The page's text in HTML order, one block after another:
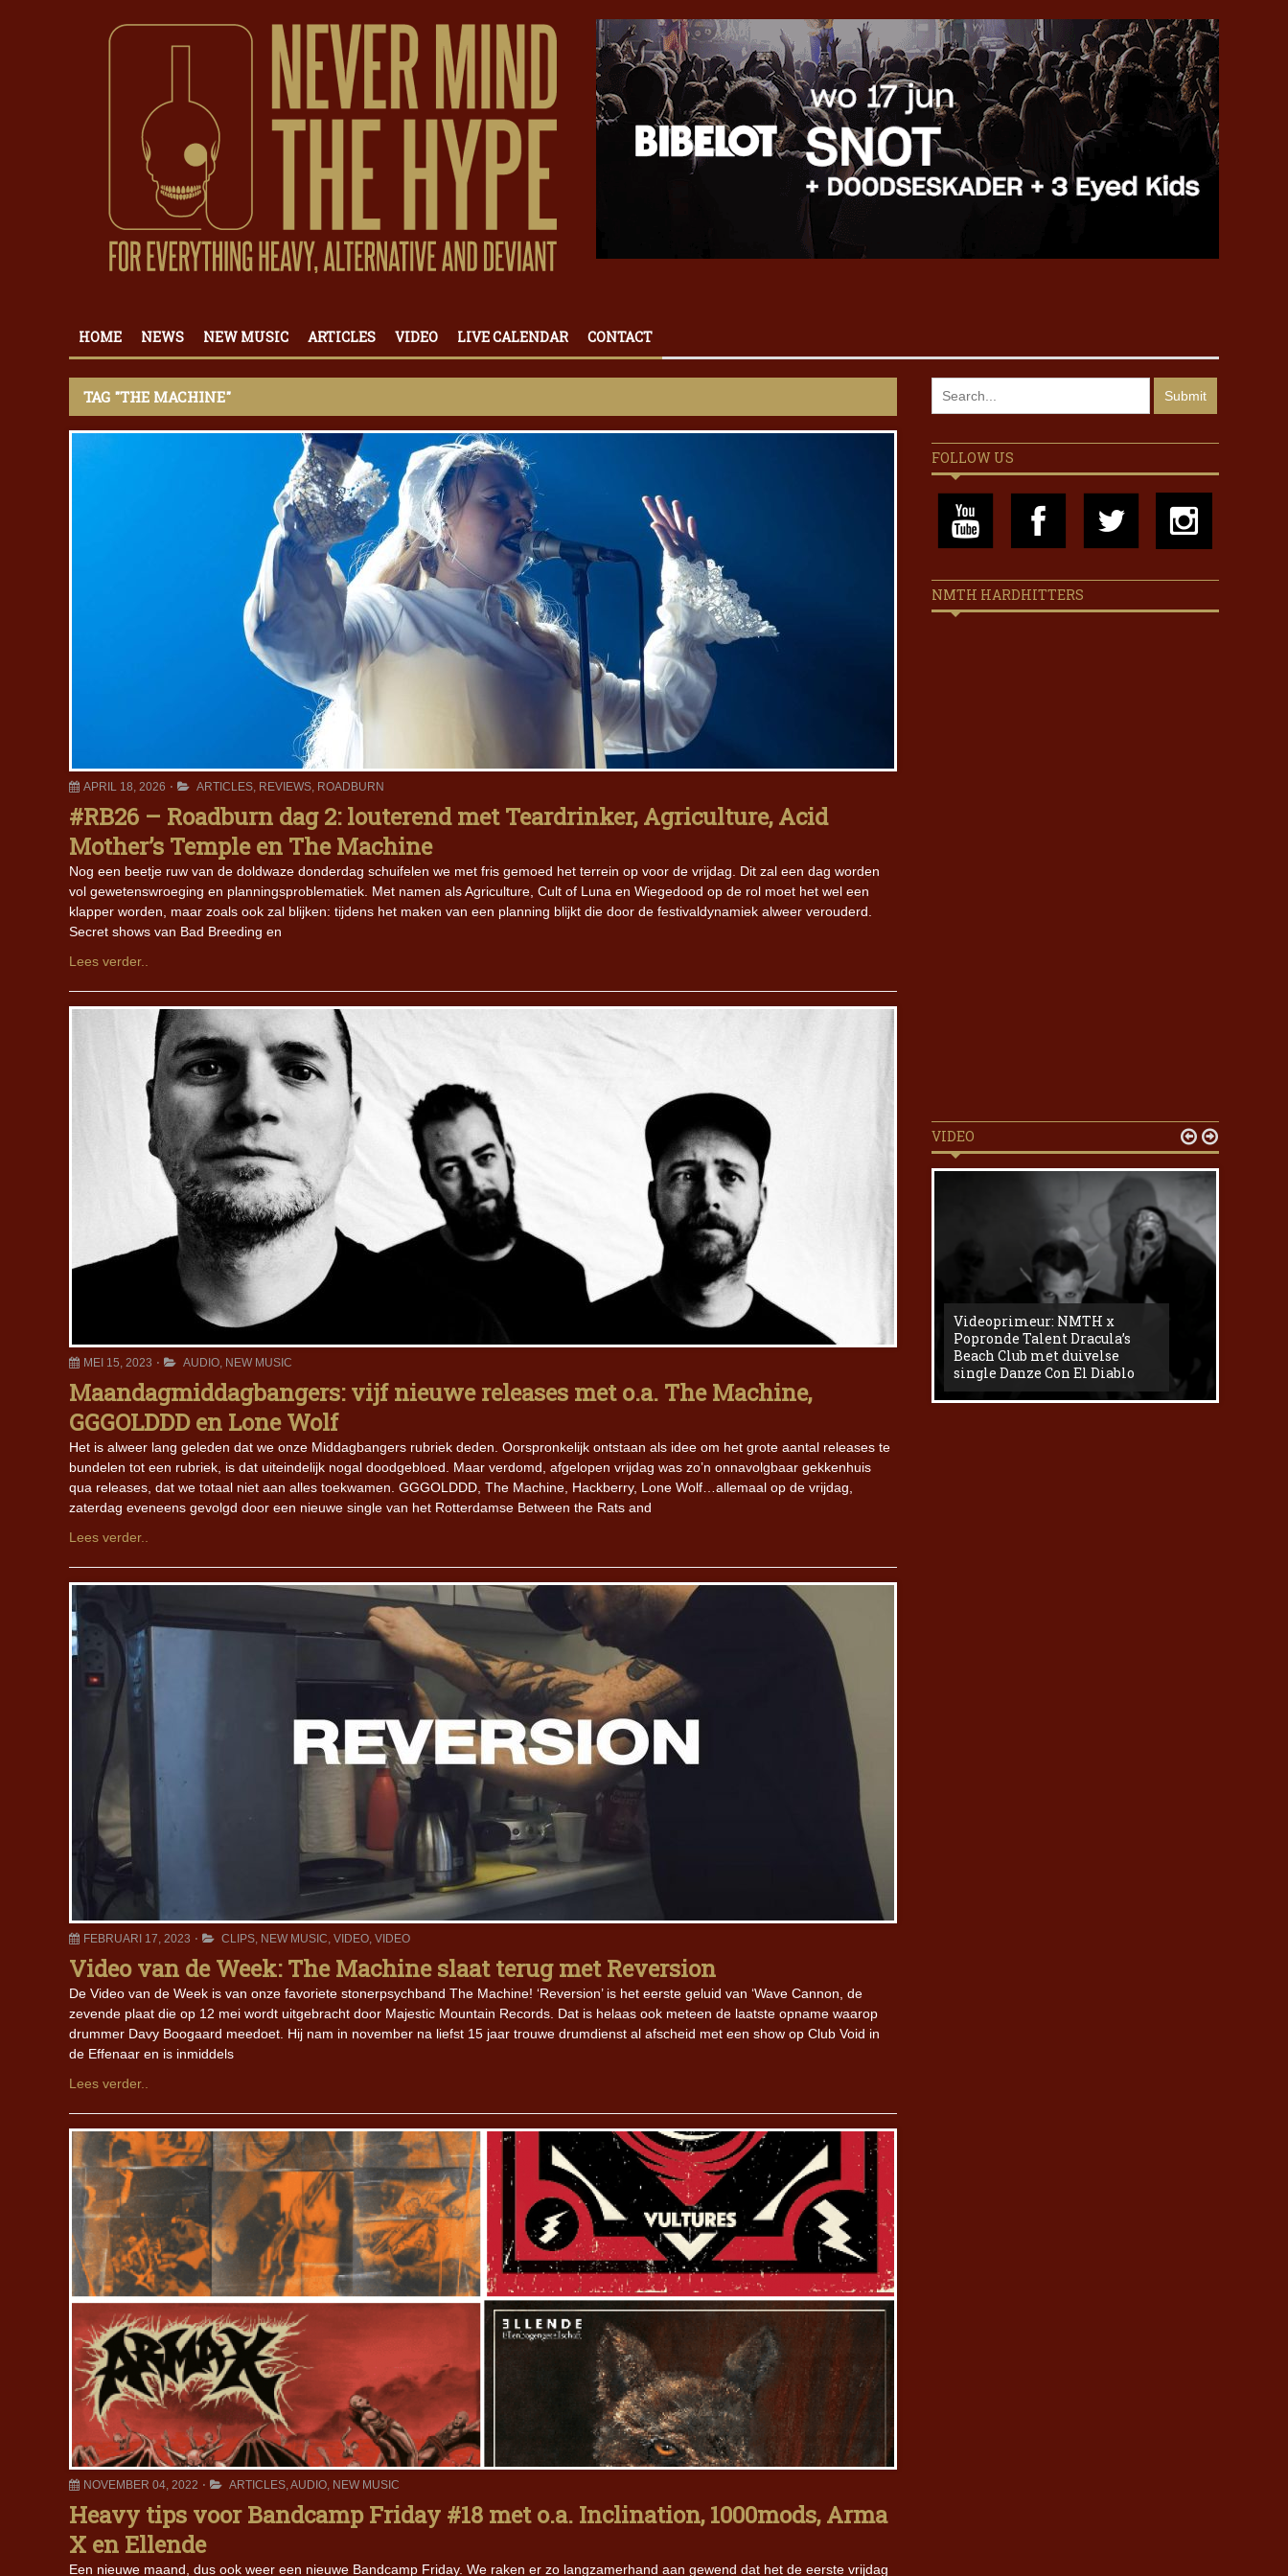
HOME NEWS NEW MUSIC ARTICLES VIDEO LIVE CALENDAR CONTACT
TAG "THE MACHINE"
APRIL 18, 2026 ARTICLES, REVIEWS, ROADBURN
#RB26 – Roadburn dag 2: louterend met Teardrinker, Agriculture, Acid
Mother’s Temple en The Machine
Nog een beetje ruw van de doldwaze donderdag schuifelen we met fris gemoed het terrein op voor de vrijdag. Dit zal een dag worden
vol gewetenswroeging en planningsproblematiek. Met namen als Agriculture, Cult of Luna en Wiegedood op de rol moet het wel een
klapper worden, maar zoals ook zal blijken: tijdens het maken van een planning blijkt die door de festivaldynamiek alweer verouderd.
Secret shows van Bad Breeding en
Lees verder..
MEI 15, 2023 AUDIO, NEW MUSIC
Maandagmiddagbangers: vijf nieuwe releases met o.a. The Machine,
GGGOLDDD en Lone Wolf
Het is alweer lang geleden dat we onze Middagbangers rubriek deden. Oorspronkelijk ontstaan als idee om het grote aantal releases te
bundelen tot een rubriek, is dat uiteindelijk nogal doodgebloed. Maar verdomd, afgelopen vrijdag was zo’n onnavolgbaar gekkenhuis
qua releases, dat we totaal niet aan alles toekwamen. GGGOLDDD, The Machine, Hackberry, Lone Wolf…allemaal op de vrijdag,
zaterdag eveneens gevolgd door een nieuwe single van het Rotterdamse Between the Rats and
Lees verder..
FEBRUARI 17, 2023 CLIPS, NEW MUSIC, VIDEO, VIDEO
Video van de Week: The Machine slaat terug met Reversion
De Video van de Week is van onze favoriete stonerpsychband The Machine! ‘Reversion’ is het eerste geluid van ‘Wave Cannon, de
zevende plaat die op 12 mei wordt uitgebracht door Majestic Mountain Records. Dat is helaas ook meteen de laatste opname waarop
drummer Davy Boogaard meedoet. Hij nam in november na liefst 15 jaar trouwe drumdienst al afscheid met een show op Club Void in
de Effenaar en is inmiddels
Lees verder..
NOVEMBER 04, 2022 ARTICLES,AUDIO, NEW MUSIC
Heavy tips voor Bandcamp Friday #18 met o.a. Inclination, 1000mods, Arma
X en Ellende
Een nieuwe maand, dus ook weer een nieuwe Bandcamp Friday. We raken er zo langzamerhand aan gewend dat het de eerste vrijdag
FOLLOW US
NMTH HARDHITTERS
VIDEO
Iron Jinn doopt vers epos The
Videoprimeur: NMTH x
Popronde Talent Dracula’s
Beach Club met duivelse
single Danze Con El Diablo
 